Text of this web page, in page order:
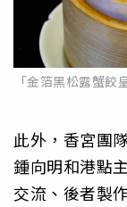
「金箔黑松露蟹
此外，香宮團
鍾向明和港點
交流、後者製